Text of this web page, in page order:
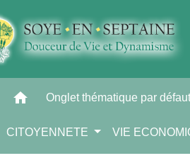
home Onglet thématique par
CITOYENNETE VIE